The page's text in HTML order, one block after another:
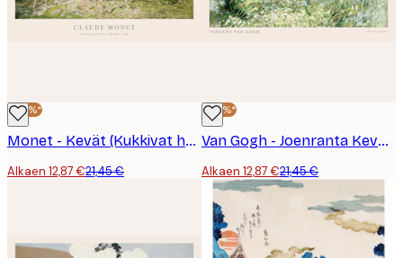
-40%*
Monet - Kevät (Kukkivat hedelmäpuut) Juliste
Alkaen 12,87 €21,45 €
-40%*
Van Gogh - Joenranta Keväisessä Maisemassa Juliste
Alkaen 12,87 €21,45 €